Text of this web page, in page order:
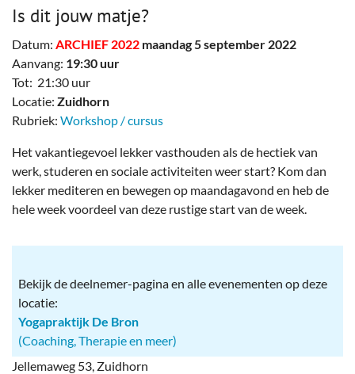
Is dit jouw matje?
Datum: ARCHIEF 2022 maandag 5 september 2022
Aanvang: 19:30 uur
Tot: 21:30 uur
Locatie: Zuidhorn
Rubriek: Workshop / cursus
Het vakantiegevoel lekker vasthouden als de hectiek van
werk, studeren en sociale activiteiten weer start? Kom dan
lekker mediteren en bewegen op maandagavond en heb de
hele week voordeel van deze rustige start van de week.
Bekijk de deelnemer-pagina en alle evenementen op deze
locatie:
Yogapraktijk De Bron
(Coaching, Therapie en meer)
Jellemaweg 53, Zuidhorn